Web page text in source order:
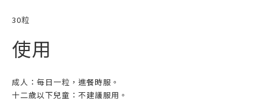
30粒
使用
成人：每日一粒，進餐時服。
十二歲以下兒童：不建議服用。